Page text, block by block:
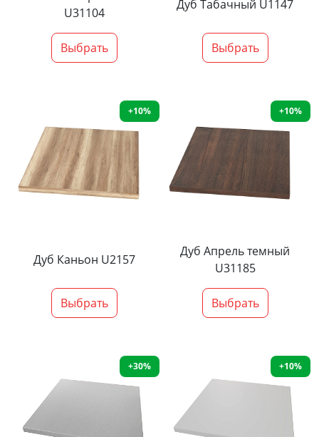
U31104
Выбрать
Дуб Табачный U1147
Выбрать
+10%
Дуб Каньон U2157
Выбрать
+10%
Дуб Апрель темный
U31185
Выбрать
+30% +10%